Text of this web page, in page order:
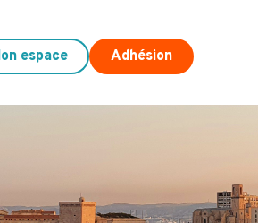
espace Adhésion